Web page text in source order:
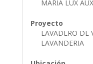
MARIA LUX
Proyecto
LAVADERO DE
LAVANDERIA